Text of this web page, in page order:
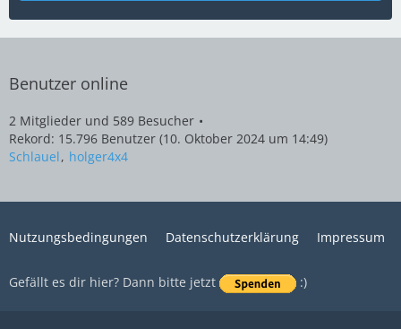
Benutzer online
2 Mitglieder und 589 Besucher
Rekord: 15.796 Benutzer (10. Oktober 2024 um 14:49)
Schlauel
holger4x4
Nutzungsbedingungen Datenschutzerklärung Impressum
Gefällt es dir hier? Dann bitte jetzt :)